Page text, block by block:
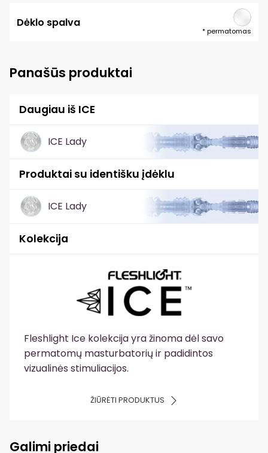
Dėklo spalva
*permatomas
Panašūs produktai
Daugiau iš ICE
ICE Lady
Produktai su identišku įdėklu
ICE Lady
Kolekcija
Fleshlight Ice kolekcija yra žinoma dėl savo
permatomų masturbatorių ir padidintos
vizualinės stimuliacijos.
ŽIŪRĖTI PRODUKTUS
Galimi priedai